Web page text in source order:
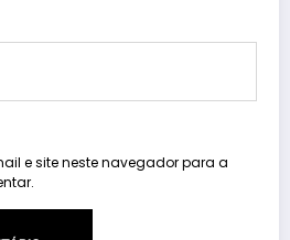
e site neste navegador para a